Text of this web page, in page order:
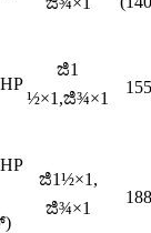
ಜಿ1
½×1,ಜಿ¾×1
ಜಿ1½×1,
ಜಿ¾×1